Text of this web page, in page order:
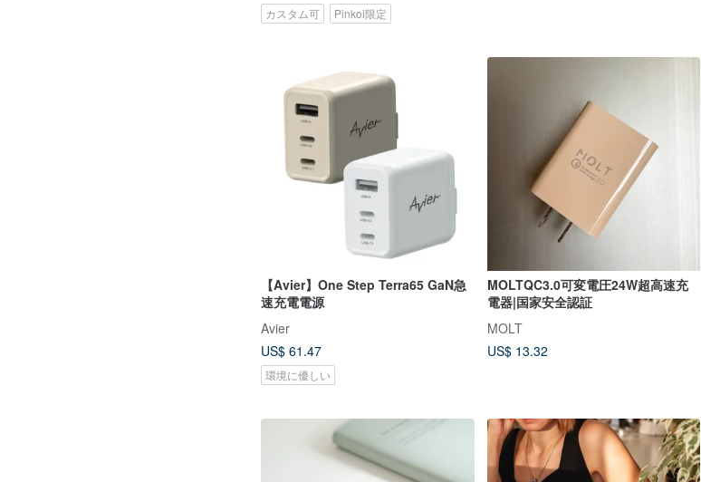
カスタム可 Pinkoi限定
【Avier】One Step Terra65 GaN急
速充電電源
Avier
US$ 61.47
環境に優しい
MOLTQC3.0可変電圧24W超高速充
電器|国家安全認証
MOLT
US$ 13.32